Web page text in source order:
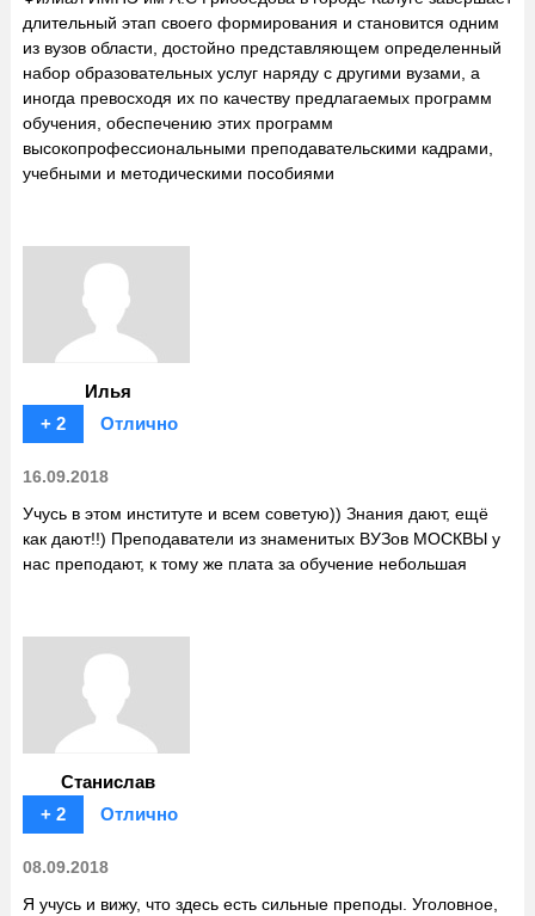
длительный этап своего формирования и становится одним
из вузов области, достойно представляющем определенный
набор образовательных услуг наряду с другими вузами, а
иногда превосходя их по качеству предлагаемых программ
обучения, обеспечению этих программ
высокопрофессиональными преподавательскими кадрами,
учебными и методическими пособиями
Илья
+ 2
Отлично
16.09.2018
Учусь в этом институте и всем советую)) Знания дают, ещё
как дают!!) Преподаватели из знаменитых ВУЗов МОСКВЫ у
нас преподают, к тому же плата за обучение небольшая
Станислав
+ 2
Отлично
08.09.2018
Я учусь и вижу, что здесь есть сильные преподы. Уголовное,